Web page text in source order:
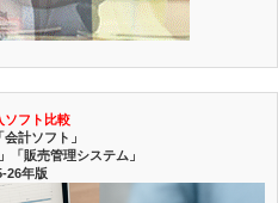
ソフト比較
会計ソフト」
「販売管理システム」
26年版